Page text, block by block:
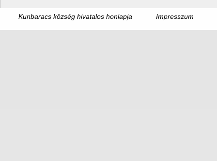
Kunbaracs község hivatalos honlapja Impresszum